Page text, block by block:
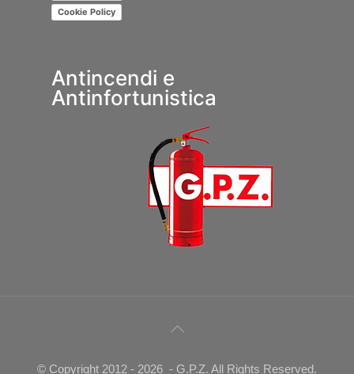
Cookie Policy
Antincendi e
Antinfortunistica
© Copyright 2012 - 2026 - G.P.Z. All Rights Reserved.